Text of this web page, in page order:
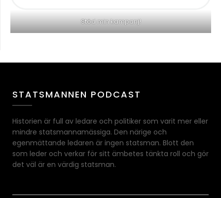
Stöd min kampanj!
STATSMANNEN PODCAST
Historien är full av ledare och politiker som varit mer eller
mindre statsmannamässiga. Den närige och
egenmättande ledaren är ingen statsman. Blott den
som leder och verkar för sitt ämbetes tänkta roll och gör
det väl är en värdig statsman.